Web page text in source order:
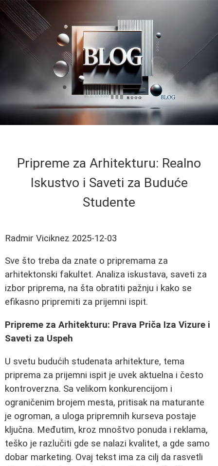
Pripreme za Arhitekturu: Realno
Iskustvo i Saveti za Buduće
Studente
Radmir Viciknez 2025-12-03
Sve što treba da znate o pripremama za
arhitektonski fakultet. Analiza iskustava, saveti za
izbor priprema, na šta obratiti pažnju i kako se
efikasno pripremiti za prijemni ispit.
Pripreme za Arhitekturu: Prava Priča Iza Vizure i
Saveti za Uspeh
U svetu budućih studenata arhitekture, tema
priprema za prijemni ispit je uvek aktuelna i često
kontroverzna. Sa velikom konkurencijom i
ograničenim brojem mesta, pritisak na maturante
je ogroman, a uloga pripremnih kurseva postaje
ključna. Međutim, kroz mnoštvo ponuda i reklama,
teško je razlučiti gde se nalazi kvalitet, a gde samo
dobar marketing. Ovaj tekst ima za cilj da rasvetli